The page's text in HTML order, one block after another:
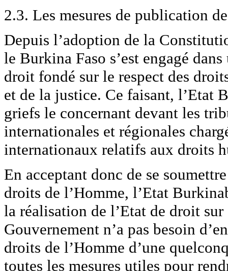
2.3. Les mesures de publication
Depuis l’adoption de la
le Burkina Faso s’est engagé
droit fondé sur le respect des
et de la justice. Ce faisant, l’Etat
griefs le concernant devant les
internationales et régionales
internationaux relatifs aux droits
En acceptant donc de se
droits de l’Homme, l’Etat
la réalisation de l’Etat de droit
Gouvernement n’a pas besoin
droits de l’Homme d’une
toutes les mesures utiles pour